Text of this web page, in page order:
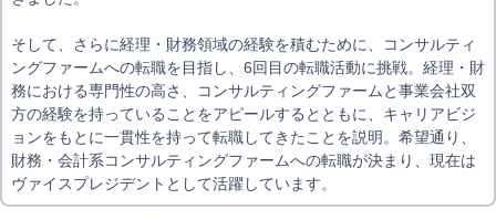
そして、さらに経理・財務領域の経験を積むために、コンサルティ
ングファームへの転職を目指し、6回目の転職活動に挑戦。経理・財
務における専門性の高さ、コンサルティングファームと事業会社双
方の経験を持っていることをアピールするとともに、キャリアビジ
ョンをもとに一貫性を持って転職してきたことを説明。希望通り、
財務・会計系コンサルティングファームへの転職が決まり、現在は
ヴァイスプレジデントとして活躍しています。